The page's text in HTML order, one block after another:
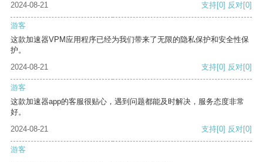
2024-08-21 支持[0] 反对[0]
游客
这款加速器VPM应用程序已经为我们带来了无限的隐私保护和安全性保
护。
2024-08-21
支持[0] 反对[0]
游客
这款加速器app的客服很贴心，遇到问题都能及时解决，服务态度非常
好。
2024-08-21
支持[0] 反对[0]
游客